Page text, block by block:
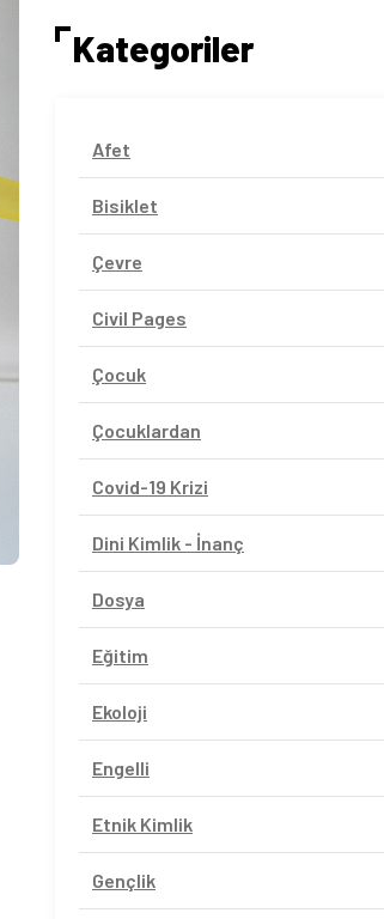
Kategoriler
Afet
Bisiklet
Çevre
Civil Pages
Çocuk
Çocuklardan
Covid-19 Krizi
Dini Kimlik - İnanç
Dosya
Eğitim
Ekoloji
Engelli
Etnik Kimlik
Gençlik